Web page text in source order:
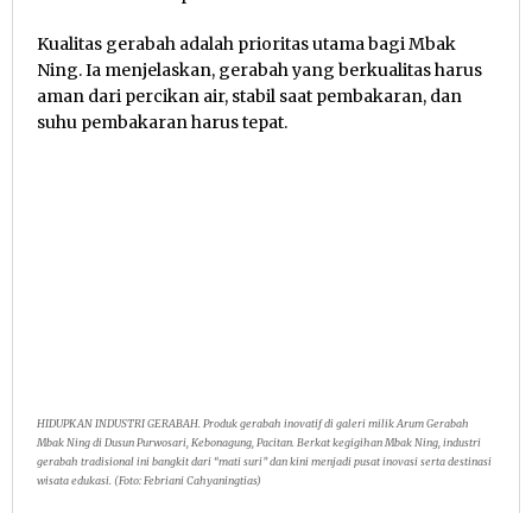
Kualitas gerabah adalah prioritas utama bagi Mbak
Ning. Ia menjelaskan, gerabah yang berkualitas harus
aman dari percikan air, stabil saat pembakaran, dan
suhu pembakaran harus tepat.
HIDUPKAN INDUSTRI GERABAH. Produk gerabah inovatif di galeri milik Arum Gerabah
Mbak Ning di Dusun Purwosari, Kebonagung, Pacitan. Berkat kegigihan Mbak Ning, industri
gerabah tradisional ini bangkit dari “mati suri” dan kini menjadi pusat inovasi serta destinasi
wisata edukasi. (Foto: Febriani Cahyaningtias)